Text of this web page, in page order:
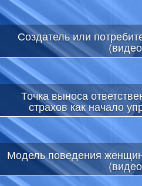
Создатель или
Точка выноса
страхов как начало
Модель поведения